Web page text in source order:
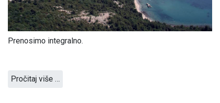
Prenosimo integralno.
Pročitaj više …